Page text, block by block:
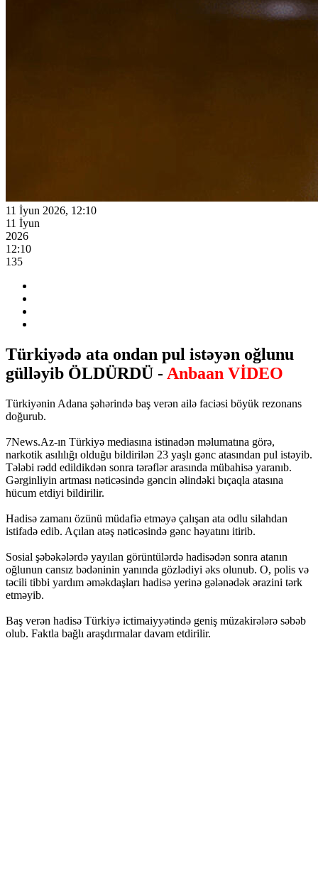
11 İyun 2026, 12:10
11 İyun
2026
12:10
135
Türkiyədə ata ondan pul istəyən oğlunu
gülləyib ÖLDÜRDÜ - Anbaan VİDEO
Türkiyənin Adana şəhərində baş verən ailə faciəsi böyük rezonans
doğurub.
7News.Az-ın Türkiyə mediasına istinadən məlumatına görə,
narkotik asılılığı olduğu bildirilən 23 yaşlı gənc atasından pul istəyib.
Tələbi rədd edildikdən sonra tərəflər arasında mübahisə yaranıb.
Gərginliyin artması nəticəsində gəncin əlindəki bıçaqla atasına
hücum etdiyi bildirilir.
Hadisə zamanı özünü müdafiə etməyə çalışan ata odlu silahdan
istifadə edib. Açılan atəş nəticəsində gənc həyatını itirib.
Sosial şəbəkələrdə yayılan görüntülərdə hadisədən sonra atanın
oğlunun cansız bədəninin yanında gözlədiyi əks olunub. O, polis və
təcili tibbi yardım əməkdaşları hadisə yerinə gələnədək ərazini tərk
etməyib.
Baş verən hadisə Türkiyə ictimaiyyətində geniş müzakirələrə səbəb
olub. Faktla bağlı araşdırmalar davam etdirilir.